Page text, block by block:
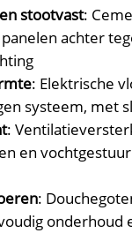
stootvast:
achter
: Elektrische
systeem, met
:
en
:
onderhoud